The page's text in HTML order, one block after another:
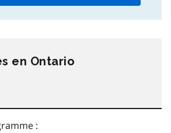
en Ontario
: